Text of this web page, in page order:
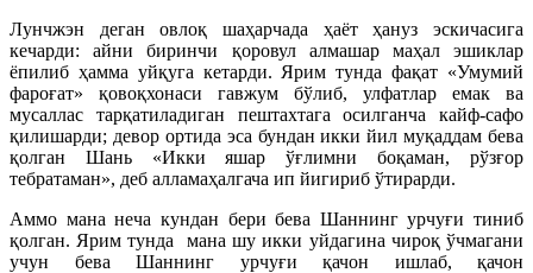
Лунчжэн деган овлоқ шаҳарчада ҳаёт ҳануз эскичасига
кечарди: айни биринчи қоровул алмашар маҳал эшиклар
ёпилиб ҳамма уйқуга кетарди. Ярим тунда фақат «Умумий
фароғат» қовоқхонаси гавжум бўлиб, улфатлар емак ва
мусаллас тарқатиладиган пештахтага осилганча кайф-сафо
қилишарди; девор ортида эса бундан икки йил муқаддам бева
қолган Шань «Икки яшар ўғлимни боқаман, рўзғор
тебратаман», деб алламаҳалгача ип йигириб ўтирарди.
Аммо мана неча кундан бери бева Шаннинг урчуғи тиниб
қолган. Ярим тунда мана шу икки уйдагина чироқ ўчмагани
учун бева Шаннинг урчуғи қачон ишлаб, қачон